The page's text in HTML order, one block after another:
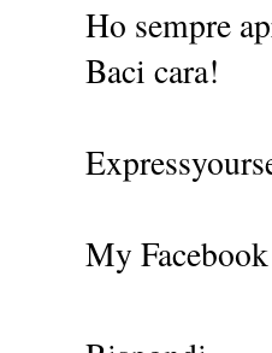
Ho sempre
Baci cara!
My Facebook